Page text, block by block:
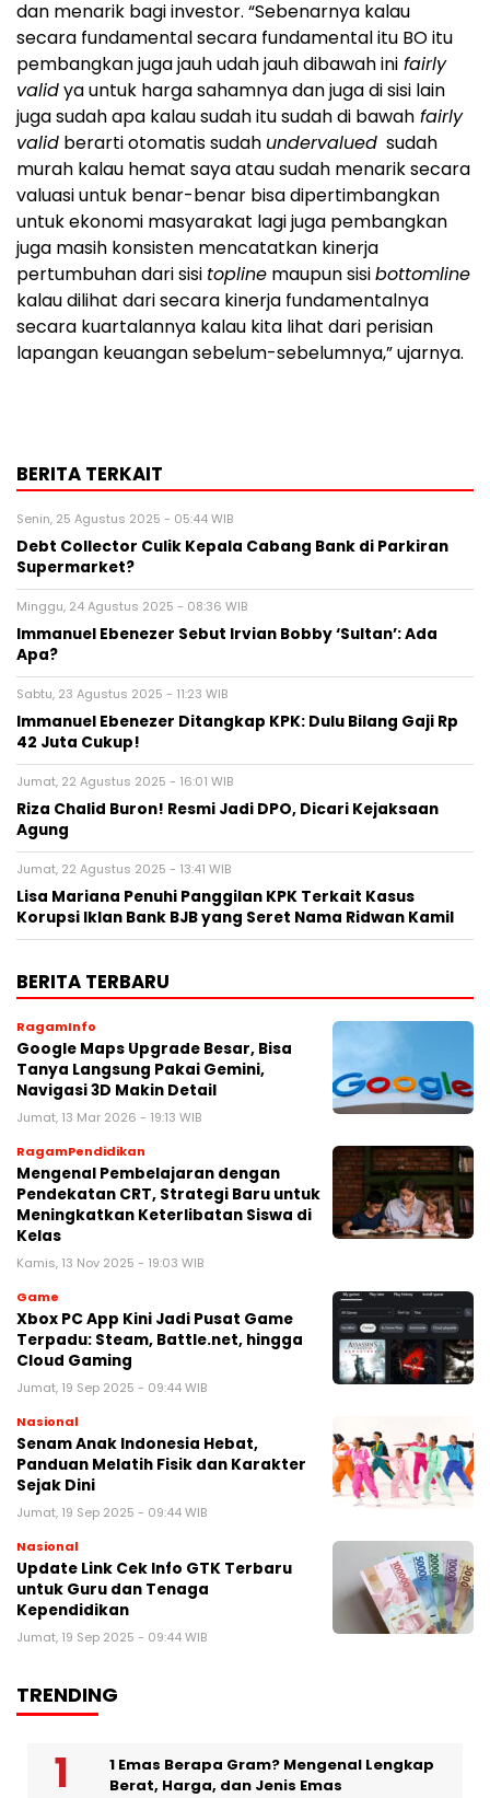
dan menarik bagi investor. “Sebenarnya kalau
secara fundamental secara fundamental itu BO itu
pembangkan juga jauh udah jauh dibawah ini fairly
validya untuk harga sahamnya dan juga di sisi lain
juga sudah apa kalau sudah itu sudah di bawah fairly
valid berarti otomatis sudah undervalued sudah
murah kalau hemat saya atau sudah menarik secara
valuasi untuk benar-benar bisa dipertimbangkan
untuk ekonomi masyarakat lagi juga pembangkan
juga masih konsisten mencatatkan kinerja
pertumbuhan dari sisi topline maupun sisibottomline
kalau dilihat dari secara kinerja fundamentalnya
secara kuartalannya kalau kita lihat dari perisian
lapangan keuangan sebelum-sebelumnya,” ujarnya.
BERITA TERKAIT
Senin, 25 Agustus 2025 - 05:44 WIB
Debt Collector Culik Kepala Cabang Bank di Parkiran
Supermarket?
Minggu, 24 Agustus 2025 - 08:36 WIB
Immanuel Ebenezer Sebut Irvian Bobby ‘Sultan’: Ada
Apa?
Sabtu, 23 Agustus 2025 - 11:23 WIB
Immanuel Ebenezer Ditangkap KPK: Dulu Bilang Gaji Rp
42 Juta Cukup!
Jumat, 22 Agustus 2025 - 16:01 WIB
Riza Chalid Buron! Resmi Jadi DPO, Dicari Kejaksaan
Agung
Jumat, 22 Agustus 2025 - 13:41 WIB
Lisa Mariana Penuhi Panggilan KPK Terkait Kasus
Korupsi Iklan Bank BJB yang Seret Nama Ridwan Kamil
BERITA TERBARU
RagamInfo
Google Maps Upgrade Besar, Bisa
Tanya Langsung Pakai Gemini,
Navigasi 3D Makin Detail
Jumat, 13 Mar 2026 - 19:13 WIB
RagamPendidikan
Mengenal Pembelajaran dengan
Pendekatan CRT, Strategi Baru untuk
Meningkatkan Keterlibatan Siswa di
Kelas
Kamis, 13 Nov 2025 - 19:03 WIB
Game
Xbox PC App Kini Jadi Pusat Game
Terpadu: Steam, Battle.net, hingga
Cloud Gaming
Jumat, 19 Sep 2025 - 09:44 WIB
Nasional
Senam Anak Indonesia Hebat,
Panduan Melatih Fisik dan Karakter
Sejak Dini
Jumat, 19 Sep 2025 - 09:44 WIB
Nasional
Update Link Cek Info GTK Terbaru
untuk Guru dan Tenaga
Kependidikan
Jumat, 19 Sep 2025 - 09:44 WIB
TRENDING
1 Emas Berapa Gram? Mengenal Lengkap
Berat, Harga, dan Jenis Emas